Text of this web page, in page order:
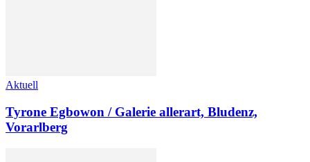
Aktuell
Tyrone Egbowon / Galerie allerart, Bludenz,
Vorarlberg